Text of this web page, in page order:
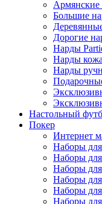
Армянские
Большие
Дорогие
Нарды
Нарды
Нарды
Настольный
Покер
Интернет
Наборы
Наборы
Наборы
Наборы
Наборы
Наборы